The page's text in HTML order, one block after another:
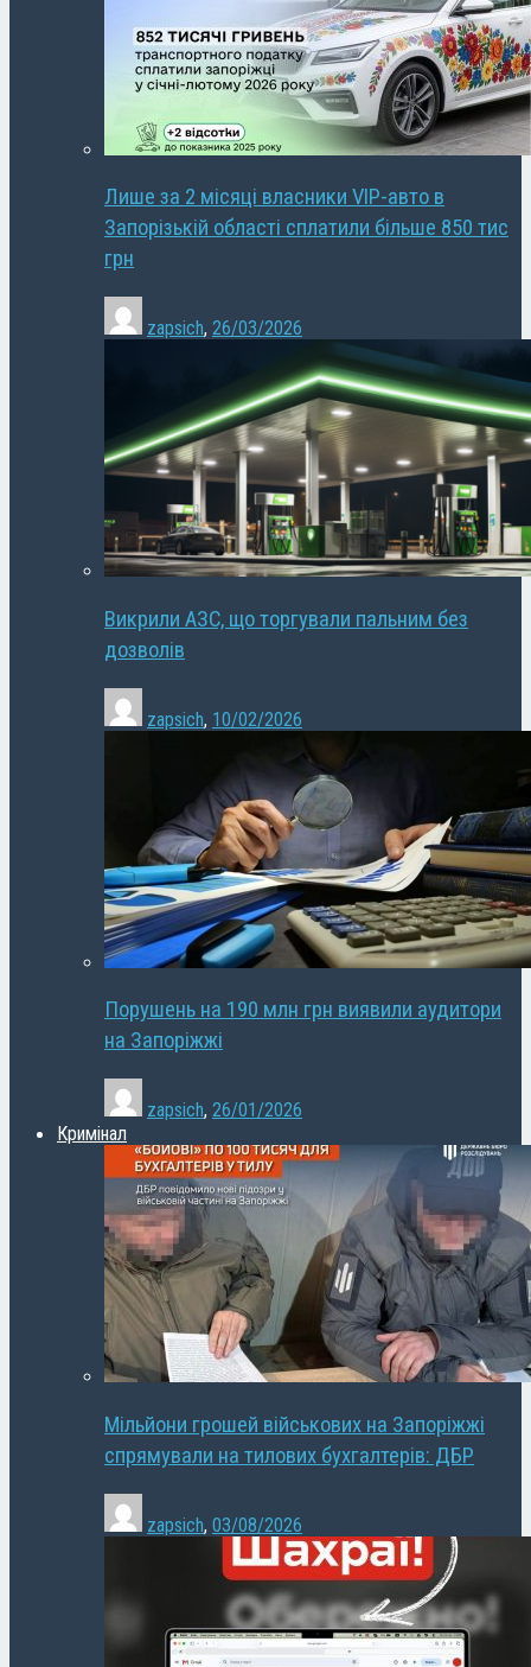
Лише за 2 місяці власники VIP-авто в
Запорізькій області сплатили більше 850 тис
грн
zapsich, 26/03/2026
Викрили АЗС, що торгували пальним без
дозволів
zapsich, 10/02/2026
Порушень на 190 млн грн виявили аудитори
на Запоріжжі
zapsich, 26/01/2026
Кримінал
Мільйони грошей військових на Запоріжжі
спрямували на тилових бухгалтерів: ДБР
zapsich, 03/08/2026